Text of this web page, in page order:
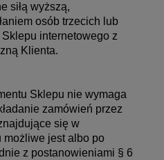
siłą wyższą,
osób trzecich lub
internetowego z
Klienta.
Sklepu nie wymaga
zamówień przez
się w
możliwe jest albo po
z postanowieniami § 6